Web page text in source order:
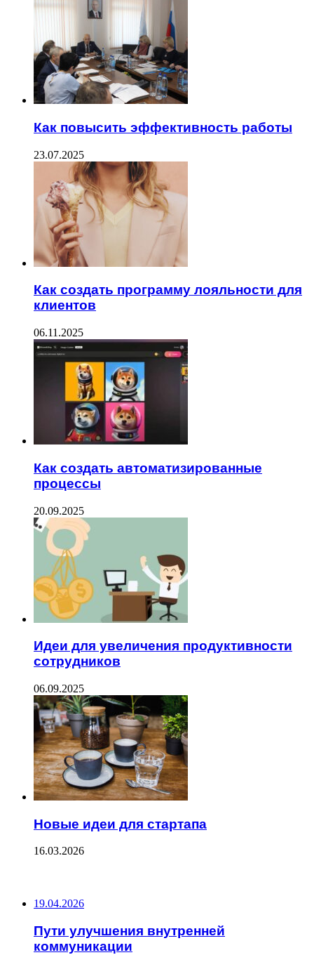
Как повысить эффективность работы
23.07.2025
Как создать программу лояльности для
клиентов
06.11.2025
Как создать автоматизированные
процессы
20.09.2025
Идеи для увеличения продуктивности
сотрудников
06.09.2025
Новые идеи для стартапа
16.03.2026
19.04.2026
Пути улучшения внутренней
коммуникации